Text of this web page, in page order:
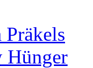
Hünger